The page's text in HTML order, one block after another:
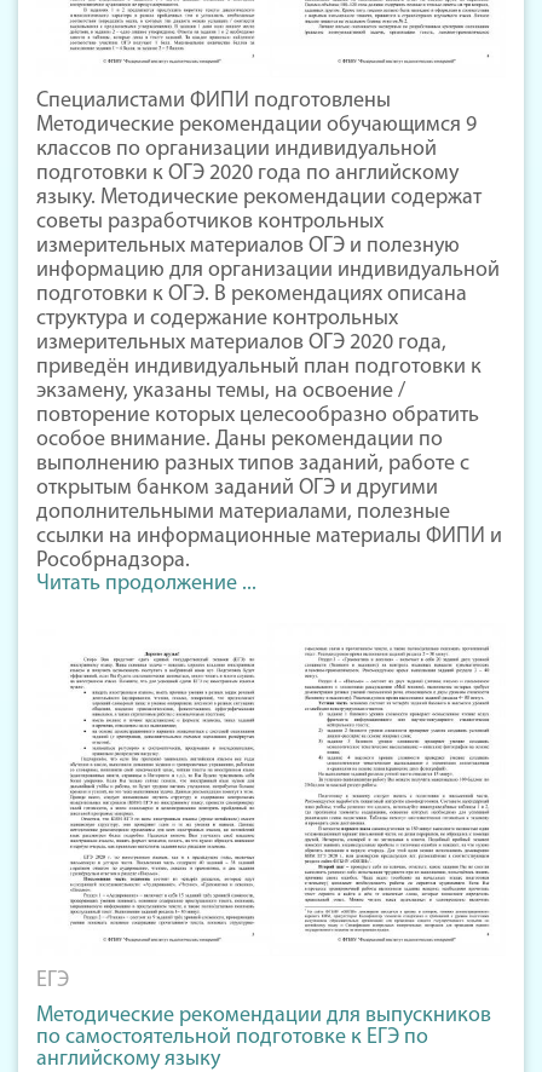
Специалистами ФИПИ подготовлены
Методические рекомендации обучающимся 9
классов по организации индивидуальной
подготовки к ОГЭ 2020 года по английскому
языку. Методические рекомендации содержат
советы разработчиков контрольных
измерительных материалов ОГЭ и полезную
информацию для организации индивидуальной
подготовки к ОГЭ. В рекомендациях описана
структура и содержание контрольных
измерительных материалов ОГЭ 2020 года,
приведён индивидуальный план подготовки к
экзамену, указаны темы, на освоение /
повторение которых целесообразно обратить
особое внимание. Даны рекомендации по
выполнению разных типов заданий, работе с
открытым банком заданий ОГЭ и другими
дополнительными материалами, полезные
ссылки на информационные материалы ФИПИ и
Рособрнадзора.
Читать продолжение ...
ЕГЭ
Методические рекомендации для выпускников
по самостоятельной подготовке к ЕГЭ по
английскому языку